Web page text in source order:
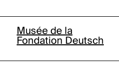
Musée de la
Fondation Deutsch